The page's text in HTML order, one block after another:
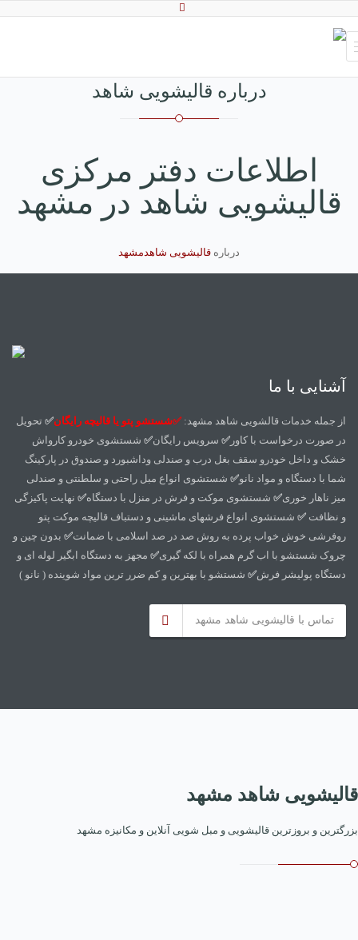
درباره قالیشویی شاهد
اطلاعات دفتر مرکزی
قالیشویی شاهد در مشهد
درباره قالیشویی شاهدمشهد
آشنایی با ما
از جمله خدمات قالشویی شاهد مشهد: ✅شستشو پتو یا قالیچه رایگان✅ تحویل
در صورت درخواست با کاور ✅ سرویس رایگان✅ شستشوی خودرو کارواش
خشک و داخل خودرو سقف بغل درب و صندلی وداشبورد و صندوق در پارکینگ
شما با دستگاه و مواد نانو✅ شستشوی انواع مبل راحتی و سلطنتی و صندلی
میز ناهار خوری✅ شستشوی موکت و فرش در منزل با دستگاه✅ نهایت پاکیزگی
و نظافت ✅ شستشوی انواع فرشهای ماشینی و دستباف قالیچه موکت پتو
روفرشی خوش خواب پرده به روش صد در صد اسلامی با ضمانت✅ بدون چین و
چروک شستشو با اب گرم همراه با لکه گیری✅ مجهز به دستگاه ابگیر لوله ای و
دستگاه پولیشر فرش✅ شستشو با بهترین و کم ضرر ترین مواد شوینده ( نانو )
تماس با قالیشویی شاهد مشهد
قالیشویی شاهد مشهد
بزرگترین و بروزترین قالیشویی و مبل شویی آنلاین و مکانیزه مشهد